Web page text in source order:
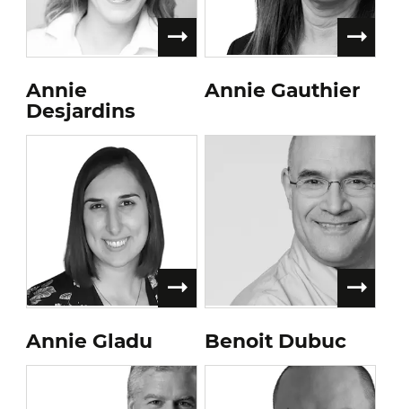
Annie
Desjardins
Annie Gauthier
Annie Gladu Benoit Dubuc